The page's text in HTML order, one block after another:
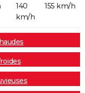
140
km/h
155 km/h